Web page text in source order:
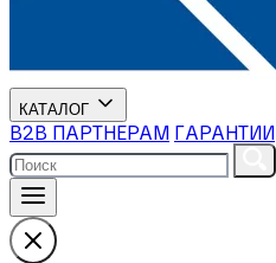
КАТАЛОГ
В2В ПАРТНЕРАМ ГАРАНТИИ